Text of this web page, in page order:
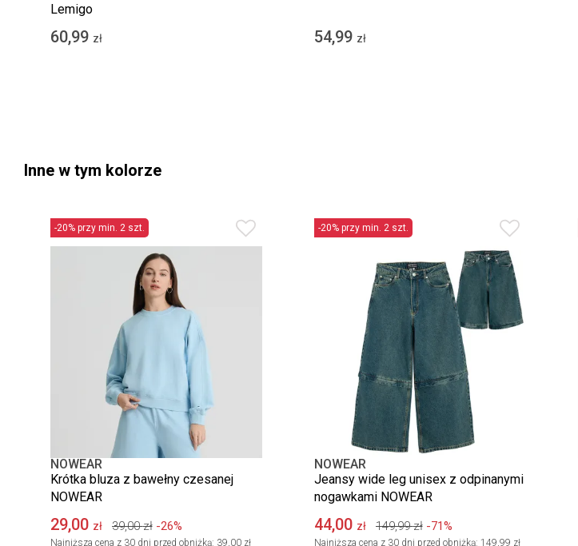
Lemigo
60,99 zł 54,99 zł
Inne w tym kolorze
-20% przy min. 2 szt.
NOWEAR
Krótka bluza z bawełny czesanej
NOWEAR
29,00 zł 39,00 zł -26%
Najniższa cena z 30 dni przed obniżką: 39,00 zł
-20% przy min. 2 szt.
NOWEAR
Jeansy wide leg unisex z odpinanymi
nogawkami NOWEAR
44,00 zł 149,99 zł -71%
Najniższa cena z 30 dni przed obniżką: 149,99 zł